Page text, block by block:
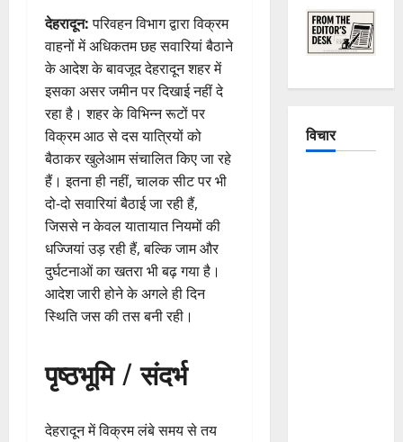
देहरादून:परिवहन विभाग द्वारा विक्रम
वाहनों में अधिकतम छह सवारियां बैठाने
के आदेश के बावजूद देहरादून शहर में
इसका असर जमीन पर दिखाई नहीं दे
रहा है। शहर के विभिन्न रूटों पर
विक्रम आठ से दस यात्रियों को
बैठाकर खुलेआम संचालित किए जा रहे
हैं। इतना ही नहीं, चालक सीट पर भी
दो-दो सवारियां बैठाई जा रही हैं,
जिससे न केवल यातायात नियमों की
धज्जियां उड़ रही हैं, बल्कि जाम और
दुर्घटनाओं का खतरा भी बढ़ गया है।
आदेश जारी होने के अगले ही दिन
स्थिति जस की तस बनी रही।
पृष्ठभूमि / संदर्भ
देहरादून में विक्रम लंबे समय से तय
विचार